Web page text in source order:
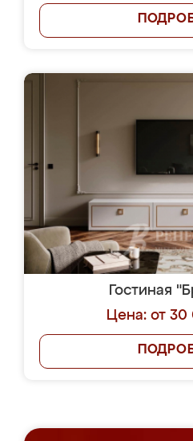
Гостиная
Цена: от 30